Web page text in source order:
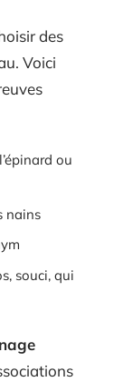
des
Voici
ou
nains
souci, qui